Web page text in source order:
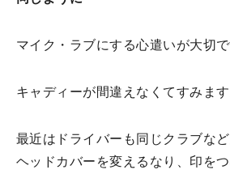
マイク・ラブにする心遣いが大切で
キャディーが間違えなくてすみます
最近はドライバーも同じクラブな
ヘッドカバーを変えるなり、印を